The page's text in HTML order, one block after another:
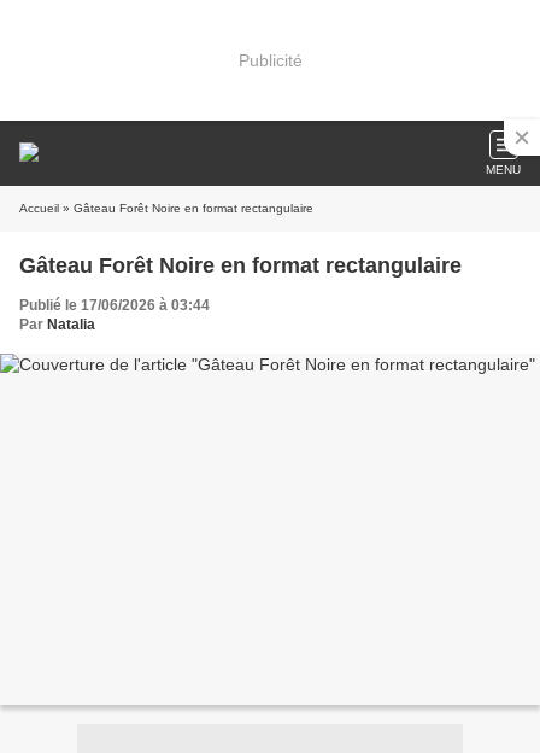
Publicité
MENU
Accueil » Gâteau Forêt Noire en format rectangulaire
Gâteau Forêt Noire en format rectangulaire
Publié le 17/06/2026 à 03:44
Par Natalia